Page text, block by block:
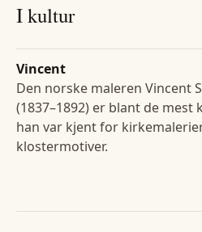
I kultur
Vincent
Den norske maleren Vincent
(1837–1892) er blant de
han var kjent for
klostermotiver.